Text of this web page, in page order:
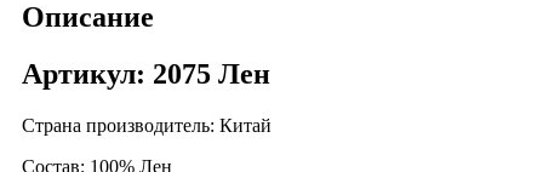
Описание
Артикул: 2075 Лен
Страна производитель: Китай
Состав: 100% Лен